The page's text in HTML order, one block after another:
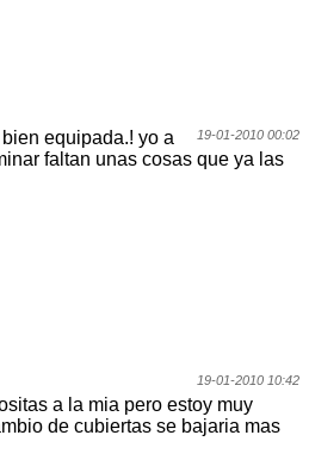
19-01-2010 00:02
equipada.! yo a
faltan unas cosas que ya las
19-01-2010 10:42
a la mia pero estoy muy
de cubiertas se bajaria mas